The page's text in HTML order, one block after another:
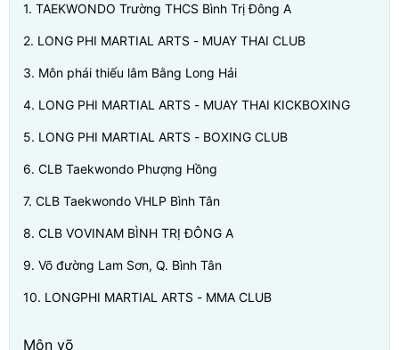
1. TAEKWONDO Trường THCS Bình Trị Đông A
2. LONG PHI MARTIAL ARTS - MUAY THAI CLUB
3. Môn phái thiếu lâm Bằng Long Hải
4. LONG PHI MARTIAL ARTS - MUAY THAI KICKBOXING
5. LONG PHI MARTIAL ARTS - BOXING CLUB
6. CLB Taekwondo Phượng Hồng
7. CLB Taekwondo VHLP Bình Tân
8. CLB VOVINAM BÌNH TRỊ ĐÔNG A
9. Võ đường Lam Sơn, Q. Bình Tân
10. LONGPHI MARTIAL ARTS - MMA CLUB
Môn võ